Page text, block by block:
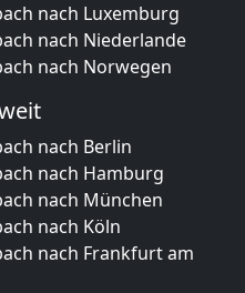
nach Luxemburg
nach Niederlande
nach Norwegen
nach Berlin
nach Hamburg
nach München
nach Köln
nach Frankfurt am